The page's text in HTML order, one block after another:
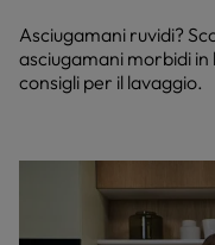
Asciugamani ruvidi?
asciugamani morbidi
consigli per il lavaggio.